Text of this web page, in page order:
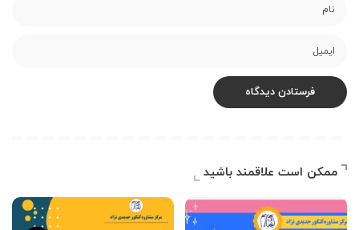
ممکن است علاقمند باشید